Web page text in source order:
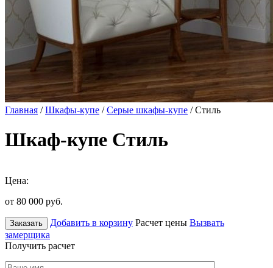
Главная /Шкафы-купе /Серые шкафы-купе / Стиль
Шкаф-купе Стиль
Цена:
от 80 000 руб.
Заказать Добавить в корзину Расчет цены Вызвать
замерщика
Получить расчет